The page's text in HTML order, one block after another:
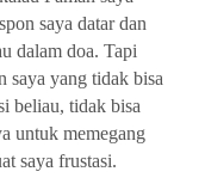
saya datar dan
dalam doa. Tapi
saya yang tidak bisa
beliau, tidak bisa
untuk memegang
saya frustasi.